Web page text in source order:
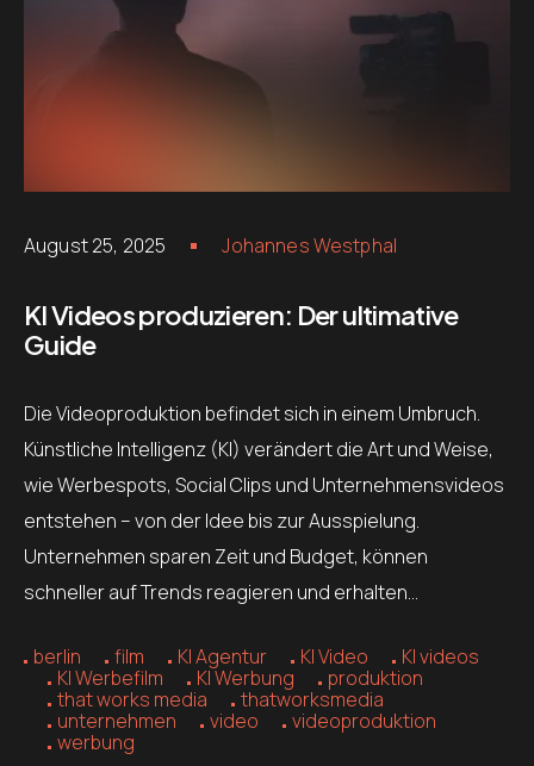
August 25, 2025 Johannes Westphal
KI Videos produzieren: Der ultimative
Guide
Die Videoproduktion befindet sich in einem Umbruch.
Künstliche Intelligenz (KI) verändert die Art und Weise,
wie Werbespots, Social Clips und Unternehmensvideos
entstehen – von der Idee bis zur Ausspielung.
Unternehmen sparen Zeit und Budget, können
schneller auf Trends reagieren und erhalten…
berlin film KI Agentur KI Video
KI videos
KI Werbefilm
KI Werbung
produktion
that works media
thatworksmedia
unternehmen
video
videoproduktion
werbung